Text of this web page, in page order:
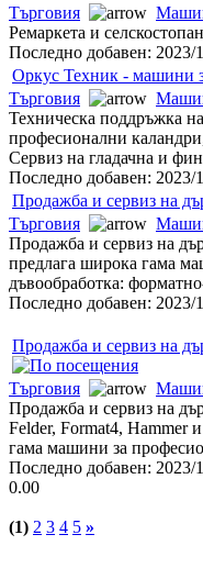
Търговия
Ремаркета и
Последно добавен:
Оркус Техник - машини
Търговия
Техническа поддръжка
професионални
Сервиз на гладачна и
Последно добавен:
Продажба и сервиз на
Търговия
Продажба и сервиз на
предлага широка гама
дъвообработка:
Последно добавен:
Продажба и сервиз на
Търговия
Продажба и сервиз на
Felder, Format4, Hammer
гама машини за
Последно добавен:
0.00
(1) 2 3 4 5 »